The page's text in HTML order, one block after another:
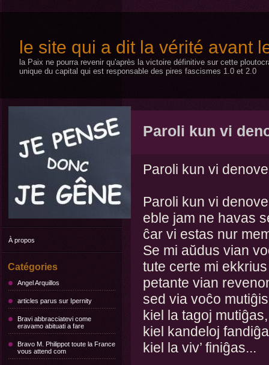
le site qui a dit la vérité avant
la Paix ne pourra revenir qu'après la victoire définitive sur cette
unique du capital qui est responsable des pires fascismes 1.0 et 2.0
À propos
Catégories
Angel Arquillos
articles parus sur Ipernity
Bravi abbracciatevi come
eravamo abituati a fare
Bravo M. Philippot toute la France
vous attend com
Paroli kun vi
Paroli kun vi denove
Paroli kun vi
eble jam ne havas
ĉar vi estas nur
Se mi aŭdus vian
tute certe mi ekkrius
petante vian
sed via voĉo
kiel la tagoj mutiĝas,
kiel kandeloj
kiel la viv’ finiĝas...